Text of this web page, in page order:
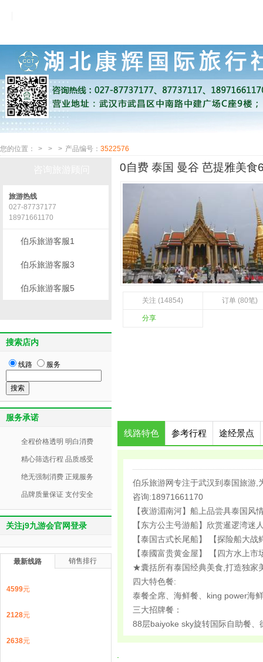
您的位置： > > > 产品编号： 3522576
0自费 泰国 曼谷 芭提雅美
关注 (14854) 订单 (80笔)
分享
线路特色 参考行程 途经景点
伯乐旅游网专注于武汉到泰国旅游,
咨询:18971661170
【夜游湄南河】船上品尝具泰国
【东方公主号游船】欣赏暹逻湾
【泰国古式长尾船】 【探险船大
【泰國富贵黄金屋】 【四方水上
★囊括所有泰国经典美食,打造独家
四大特色餐:
泰餐全席、海鲜餐、king power海
三大招牌餐：
88层baiyoke sky旋转国际自助餐
旅游热线
027-87737177
18971661170
伯乐旅游客服1
伯乐旅游客服3
伯乐旅游客服5
搜索店内
线路 服务
服务承诺
全程价格透明 明白消费
精心筛选行程 品质感受
绝无强制消费 正规服务
品牌质量保证 支付安全
关注j9九游会官网登录
最新线路 销售排行
4599元
2128元
2638元